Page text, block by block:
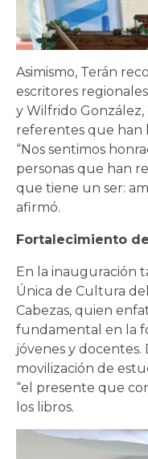
Asimismo, Terán
escritores
y Wilfrido
referentes que han
“Nos sentimos
personas que han
que tiene un ser:
afirmó.
Fortalecimiento
En la inauguración
Única de Cultura
Cabezas, quien
fundamental en la
jóvenes y docentes.
movilización de
“el presente que
los libros.